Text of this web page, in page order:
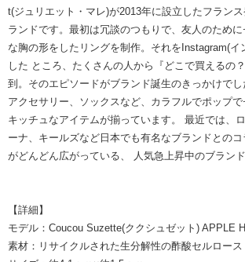
t(ジュリエット・マレ)が2013年に設立したフラン
ランドです。最初は冗談のつもりで、友人のため
な胸の形をしたリングを制作。それをInstagram(イ
した ところ、たくさんの人から『どこで買えるの
到。そのエピソードがブランド誕生のきっかけで
アクセサリー、ソックスなど、カラフルでポップ
キッチュなアイテムが揃っています。 最近では、
ーナ、キールズなど日本でも有名なブランドとの
がどんどん広がっている、 人気急上昇中のブランド
【詳細】
モデル：Coucou Suzette(ククシュゼット) APPLE
素材：リサイクルされた生分解性の酢酸セルロース